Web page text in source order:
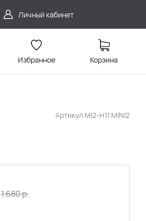
Личный кабинет
Избранное Корзина
Артикул MI2-H11 MINI2
1 680р.